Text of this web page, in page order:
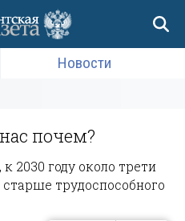
Новости
почем?
2030 году около трети
трудоспособного